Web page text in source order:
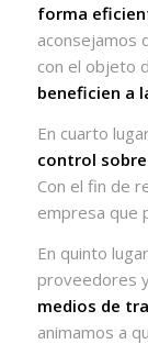
forma
aconsejamos
con el objeto
beneficien a
En cuarto
control
Con el fin de
empresa que
En quinto
proveedores
medios de
animamos a